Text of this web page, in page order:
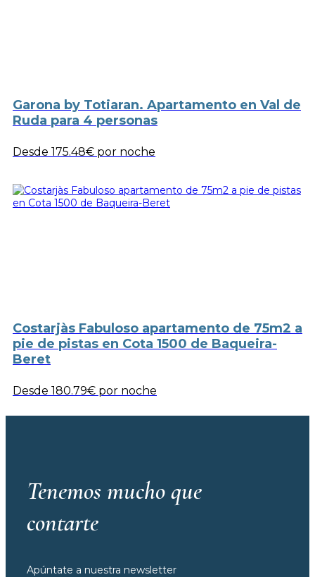
Garona by Totiaran. Apartamento en Val de
Ruda para 4 personas
Desde 175.48€ por noche
Costarjàs Fabuloso apartamento de 75m2 a
pie de pistas en Cota 1500 de Baqueira-
Beret
Desde 180.79€ por noche
Tenemos mucho que
contarte
Apúntate a nuestra newsletter